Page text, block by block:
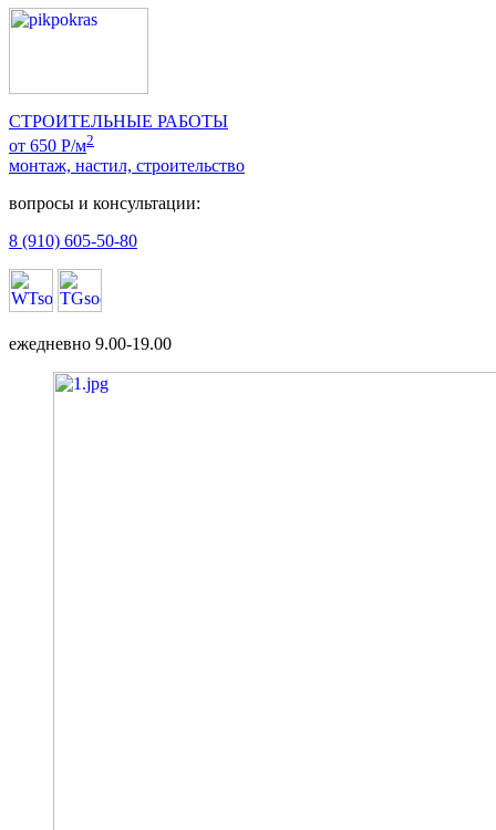
СТРОИТЕЛЬНЫЕ РАБОТЫ
от 650 Р/м2
монтаж, настил, строительство
вопросы и консультации:
8 (910) 605-50-80
ежедневно 9.00-19.00